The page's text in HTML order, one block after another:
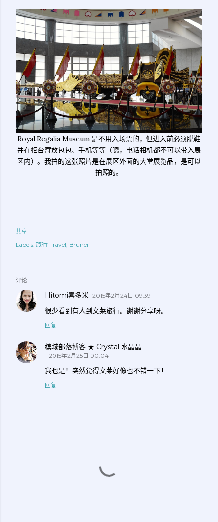
Royal Regalia Museum 是不用入场票的，但进入前必须脱鞋
并在柜台寄放包包、手机等等（嗯，电话相机都不可以带入展
区内）。我拍的这张照片是在展区外面的大堂展览品，是可以
拍照的。
共享
Labels: 旅行 Travel Brunei
评论
Hitomi喜多米 2015年2月24日 09:39
很少看到有人到文莱旅行。谢谢分享呀。
回复
槟城部落博客 ★ Crystal 水晶晶
2015年2月25日 00:04
我也是！突然觉得文莱好像也不错一下！
回复